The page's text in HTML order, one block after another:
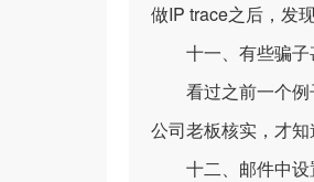
做IP trace之后，发
十一、有些骗子
看过之前一个例
公司老板核实，才
十二、邮件中设